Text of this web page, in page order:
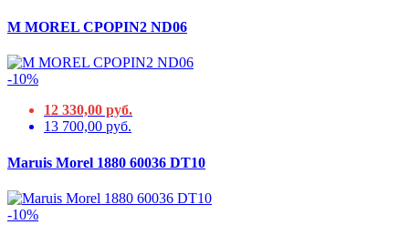
M MOREL CPOPIN2 ND06
-10%
12 330,00 руб.
13 700,00 руб.
Maruis Morel 1880 60036 DT10
-10%